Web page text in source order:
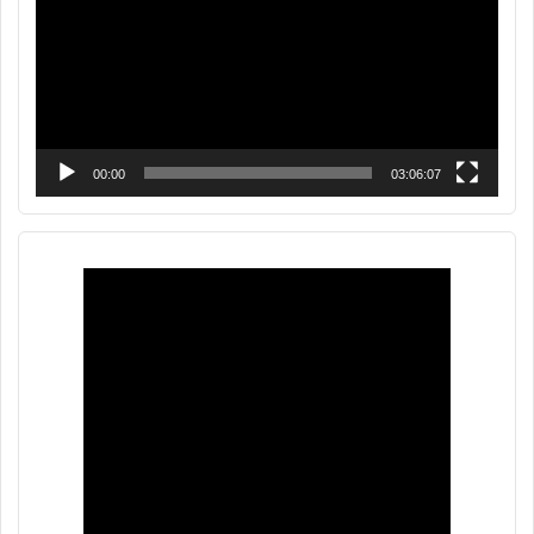
00:00 03:06:07